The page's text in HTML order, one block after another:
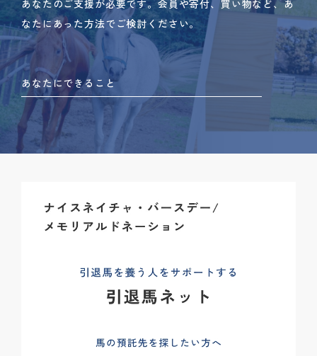
あなたのご支援が必要です。 会員や寄付、買い物など、あ
なたにあった方法でご検討ください。
あなたにできること